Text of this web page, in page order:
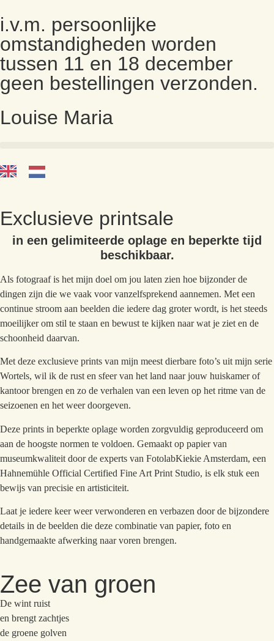
i.v.m. persoonlijke
omstandigheden worden
tussen 11 en 18 december
geen bestellingen verzonden.
Louise Maria
Exclusieve printsale
in een gelimiteerde oplage en beperkte tijd
beschikbaar.
Als fotograaf is het mijn doel om jou laten zien hoe bijzonder de
dingen zijn die we vaak voor vanzelfsprekend aannemen. Met een
continue stroom aan beelden die iedere dag groter wordt, is het steeds
moeilijker om stil te staan en bewust te kijken naar wat je ziet en de
schoonheid daarvan.
Met deze exclusieve prints van mijn meest dierbare foto’s uit mijn serie
Wortels, wil ik de rust en sfeer van het land naar jouw huiskamer of
kantoor brengen en zo de verhalen van een leven op het ritme van de
seizoenen en het weer doorgeven.
Deze prints in beperkte oplage worden zorgvuldig geproduceerd om
aan de hoogste normen te voldoen. Gemaakt op papier van
museumkwaliteit door de experts van FotolabKiekie Amsterdam, een
Hahnemühle Official Certified Fine Art Print Studio, is elk stuk een
bewijs van precisie en artisticiteit.
Laat je iedere keer weer verwonderen en verbazen door de bijzondere
details in de beelden die deze combinatie van papier, foto en
handgemaakte afwerking naar voren brengen.
Zee van groen
De wint ruist
en brengt zachtjes
de groene golven